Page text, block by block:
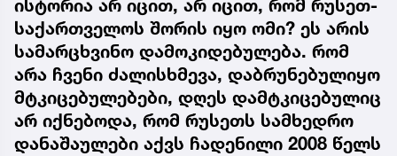
ისტორია არ იცით, არ იცით, რომ რუსეთ-
საქართველოს შორის იყო ომი? ეს არის
სამარცხვინო დამოკიდებულება. რომ
არა ჩვენი ძალისხმევა, დაბრუნებულიყო
მტკიცებულებები, დღეს დამტკიცებულიც
არ იქნებოდა, რომ რუსეთს სამხედრო
დანაშაულები აქვს ჩადენილი 2008 წელს